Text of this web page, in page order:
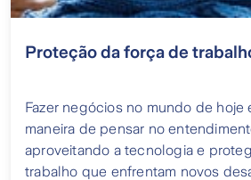
Proteção da força de
Fazer negócios no mundo de hoje
maneira de pensar no
aproveitando a tecnologia e
trabalho que enfrentam novos